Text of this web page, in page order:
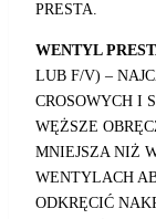
PRESTA.
WENTYL
LUB F/V) –
CROSOWYCH I
WĘŻSZE
MNIEJSZA NIŻ
WENTYLACH
ODKRĘCIĆ